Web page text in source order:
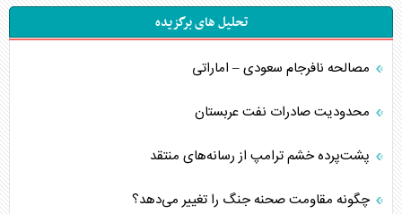
تحلیل های برگزیده
مصالحه نافرجام سعودی – اماراتی
محدودیت صادرات نفت عربستان
پشت‌پرده خشم ترامپ از رسانه‌های منتقد
چگونه مقاومت صحنه جنگ را تغییر می‌دهد؟